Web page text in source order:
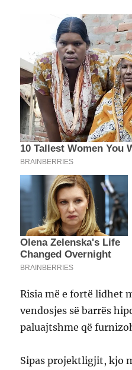
Risia më e fortë lidhet
vendosjes së barrës
paluajtshme që
Sipas projektligjit, kjo